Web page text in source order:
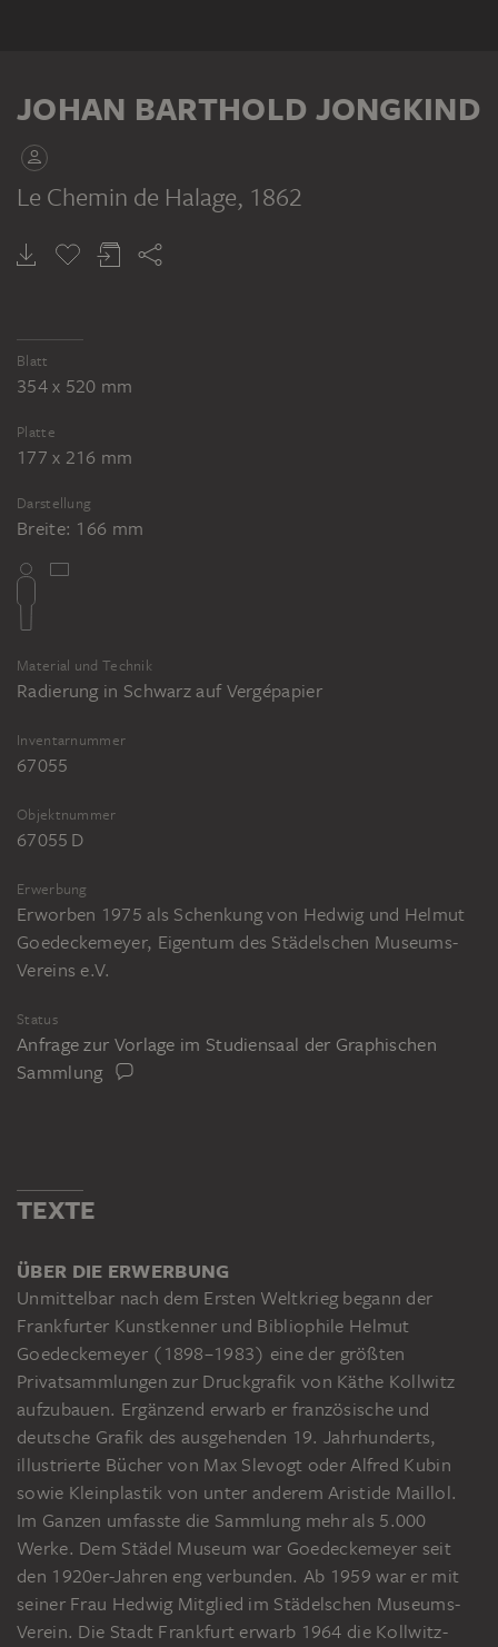
JOHAN BARTHOLD JONGKIND
Le Chemin de Halage, 1862
Blatt
354 x 520 mm
Platte
177 x 216 mm
Darstellung
Breite: 166 mm
Material und Technik
Radierung in Schwarz auf Vergépapier
Inventarnummer
67055
Objektnummer
67055 D
Erwerbung
Erworben 1975 als Schenkung von Hedwig und Helmut
Goedeckemeyer, Eigentum des Städelschen Museums-
Vereins e.V.
Status
Anfrage zur Vorlage im Studiensaal der Graphischen
Sammlung
TEXTE
ÜBER DIE ERWERBUNG
Unmittelbar nach dem Ersten Weltkrieg begann der
Frankfurter Kunstkenner und Bibliophile Helmut
Goedeckemeyer (1898–1983) eine der größten
Privatsammlungen zur Druckgrafik von Käthe Kollwitz
aufzubauen. Ergänzend erwarb er französische und
deutsche Grafik des ausgehenden 19. Jahrhunderts,
illustrierte Bücher von Max Slevogt oder Alfred Kubin
sowie Kleinplastik von unter anderem Aristide Maillol.
Im Ganzen umfasste die Sammlung mehr als 5.000
Werke. Dem Städel Museum war Goedeckemeyer seit
den 1920er-Jahren eng verbunden. Ab 1959 war er mit
seiner Frau Hedwig Mitglied im Städelschen Museums-
Verein. Die Stadt Frankfurt erwarb 1964 die Kollwitz-